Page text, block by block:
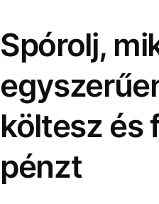
Spórolj,
költesz és
pénzt